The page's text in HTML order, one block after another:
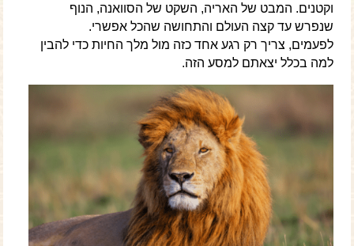
וקטנים. המבט של האריה, השקט של הסוואנה, הנוף
שנפרש עד קצה העולם והתחושה שהכל אפשרי.
לפעמים, צריך רק רגע אחד כזה מול מלך החיות כדי להבין
למה בכלל יצאתם למסע הזה.